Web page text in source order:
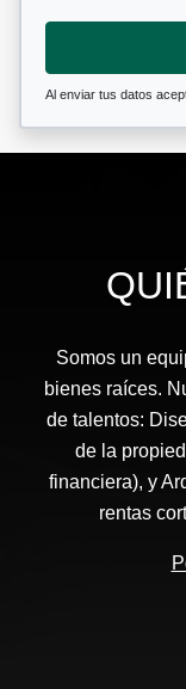
Al enviar tus datos
Somos un
bienes raíces.
de talentos:
de la
financiera), y
rentas